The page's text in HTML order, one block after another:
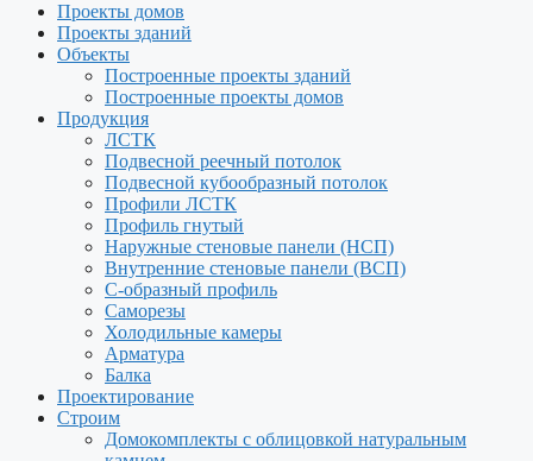
Проекты домов
Проекты зданий
Объекты
Построенные проекты зданий
Построенные проекты домов
Продукция
ЛСТК
Подвесной реечный потолок
Подвесной кубообразный потолок
Профили ЛСТК
Профиль гнутый
Наружные стеновые панели (НСП)
Внутренние стеновые панели (ВСП)
С-образный профиль
Саморезы
Холодильные камеры
Арматура
Балка
Проектирование
Строим
Домокомплекты с облицовкой натуральным